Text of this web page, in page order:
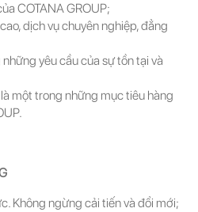
COTANA GROUP;
dịch vụ chuyên nghiệp, đẳng
yêu cầu của sự tồn tại và
một trong những mục tiêu hàng
Không ngừng cải tiến và đổi mới;